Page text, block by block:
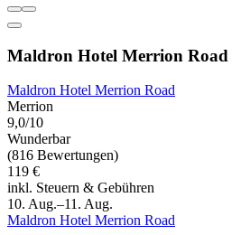
Maldron Hotel Merrion Road
Maldron Hotel Merrion Road
Merrion
9,0/10
Wunderbar
(816 Bewertungen)
119 €
inkl. Steuern & Gebühren
10. Aug.–11. Aug.
Maldron Hotel Merrion Road